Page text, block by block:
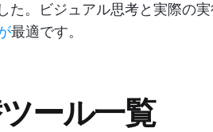
た。ビジュアル思考と実際の
最適です。
ール一覧